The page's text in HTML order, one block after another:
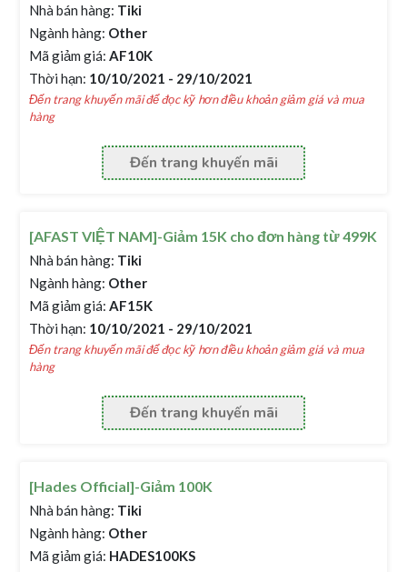
Nhà bán hàng: Tiki
Ngành hàng: Other
Mã giảm giá: AF10K
Thời hạn: 10/10/2021 - 29/10/2021
Đến trang khuyến mãi để đọc kỹ hơn điều khoản giảm giá và mua
hàng
Đến trang khuyến mãi
[AFAST VIỆT NAM]-Giảm 15K cho đơn hàng từ 499K
Nhà bán hàng: Tiki
Ngành hàng: Other
Mã giảm giá: AF15K
Thời hạn: 10/10/2021 - 29/10/2021
Đến trang khuyến mãi để đọc kỹ hơn điều khoản giảm giá và mua
hàng
Đến trang khuyến mãi
[Hades Official]-Giảm 100K
Nhà bán hàng: Tiki
Ngành hàng: Other
Mã giảm giá: HADES100KS